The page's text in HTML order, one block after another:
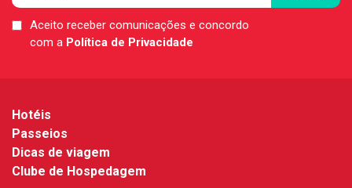
LGPDAceito receber comunicações e concordo
com a Política de Privacidade
Hotéis
Passeios
Dicas de viagem
Clube de Hospedagem